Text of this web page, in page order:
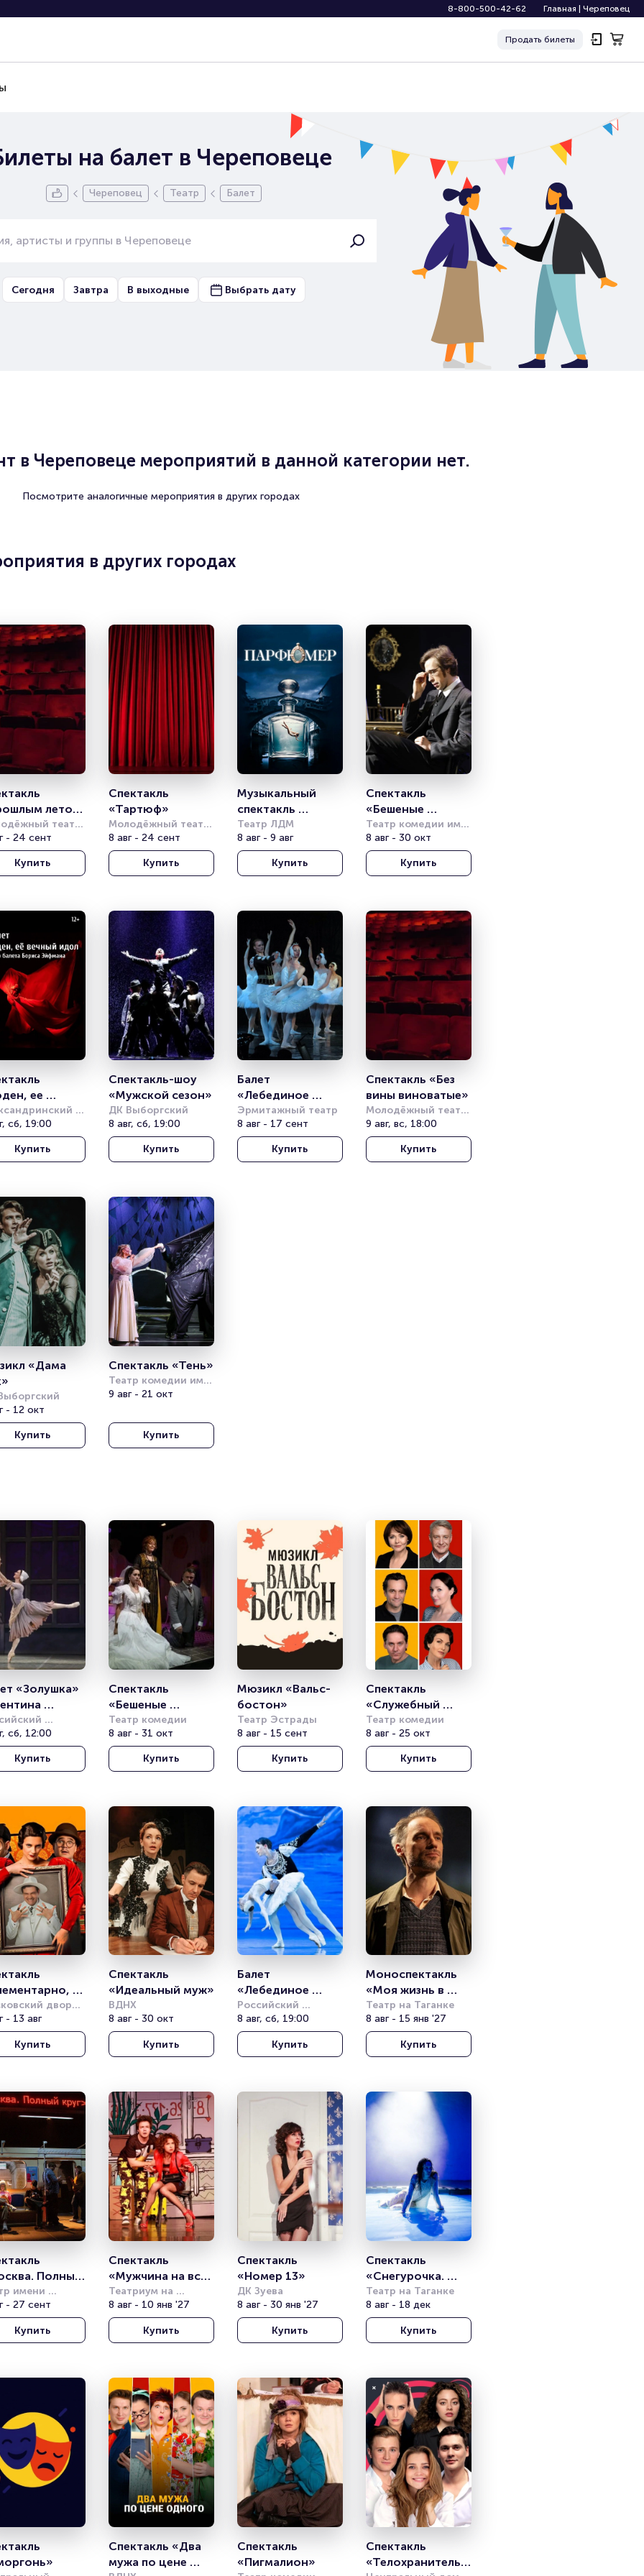
8-800-500-42-62 Главная Череповец
Продать билеты
на балет в Череповеце
Череповец Театр Балет
Сегодня Завтра В выходные Выбрать дату
в Череповеце мероприятий в данной категории нет.
Посмотрите аналогичные мероприятия в других городах
в других городах
летом
театр
- 24 сент
Купить
Спектакль
«Тартюф»
Молодёжный театр
на Фонтанке
8 авг - 24 сент
Купить
Музыкальный
спектакль
«Парфюмер»
Театр ЛДМ
8 авг - 9 авг
Купить
Спектакль
«Бешеные
деньги»
Театр комедии им.
Акимова
8 авг - 30 окт
Купить
ее
идол»
балета Б.
сб, 19:00
Купить
Спектакль-шоу
«Мужской сезон»
ДК Выборгский
8 авг, сб, 19:00
Купить
Балет
«Лебединое
озеро»
Классический
балет с
видеоэффектами
Эрмитажный театр
8 авг - 17 сент
Купить
Спектакль «Без
вины виноватые»
Молодёжный театр
на Фонтанке
9 авг, вс, 18:00
Купить
«Дама
- 12 окт
Купить
Спектакль «Тень»
Театр комедии им.
Акимова
9 авг - 21 окт
Купить
«Золушка»
театр
сб, 12:00
Купить
Спектакль
«Бешеные
деньги»
Театр комедии
8 авг - 31 окт
Купить
Мюзикл «Вальс-
бостон»
Театр Эстрады
8 авг - 15 сент
Купить
Спектакль
«Служебный
роман»
Театр комедии
8 авг - 25 окт
Купить
Дело о
Б.»
дворец
- 13 авг
Купить
Спектакль
«Идеальный муж»
ВДНХ
8 авг - 30 окт
Купить
Балет
«Лебединое
озеро» Валентина
Грищенко
Российский
академический
молодёжный театр
8 авг, сб, 19:00
Купить
Моноспектакль
«Моя жизнь в
искусстве.
Василий
Уриевский»
Театр на Таганке
8 авг - 15 янв '27
Купить
Полный
имени
- 27 сент
Купить
Спектакль
«Мужчина на все
руки»
Театриум на
Серпуховке
8 авг - 10 янв '27
Купить
Спектакль
«Номер 13»
ДК Зуева
8 авг - 30 янв '27
Купить
Спектакль
«Снегурочка.
16+»
Театр на Таганке
8 авг - 18 дек
Купить
Спектакль «Два
мужа по цене
Спектакль
«Пигмалион»
Спектакль
«Телохранительн